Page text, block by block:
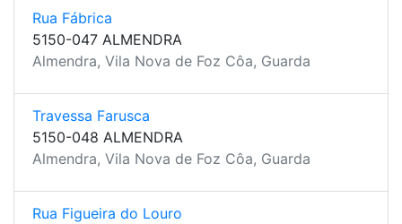
Rua Fábrica
5150-047 ALMENDRA
Almendra, Vila Nova de Foz Côa, Guarda
Travessa Farusca
5150-048 ALMENDRA
Almendra, Vila Nova de Foz Côa, Guarda
Rua Figueira do Louro